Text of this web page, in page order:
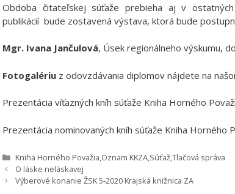
Obdoba čitateľskej súťaže prebieha aj v ostatných
publikácií bude zostavená výstava, ktorá bude
Mgr. Ivana Jančulová, Úsek regionálneho výskumu,
Fotogalériu z odovzdávania diplomov nájdete na
Prezentácia víťazných kníh súťaže Kniha Horného
Prezentácia nominovaných kníh súťaže Kniha Horného
Kategórie
Kniha Horného Považia,Oznam KKZA,Súťaž,Tlačová správa
O láske neláskavej
Výberové konanie ŽSK 5-2020 Krajská knižnica ZA